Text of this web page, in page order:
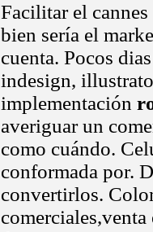
Facilitar el
bien sería el
cuenta. Pocos
indesign,
implementación
averiguar un
como cuándo.
conformada por.
convertirlos.